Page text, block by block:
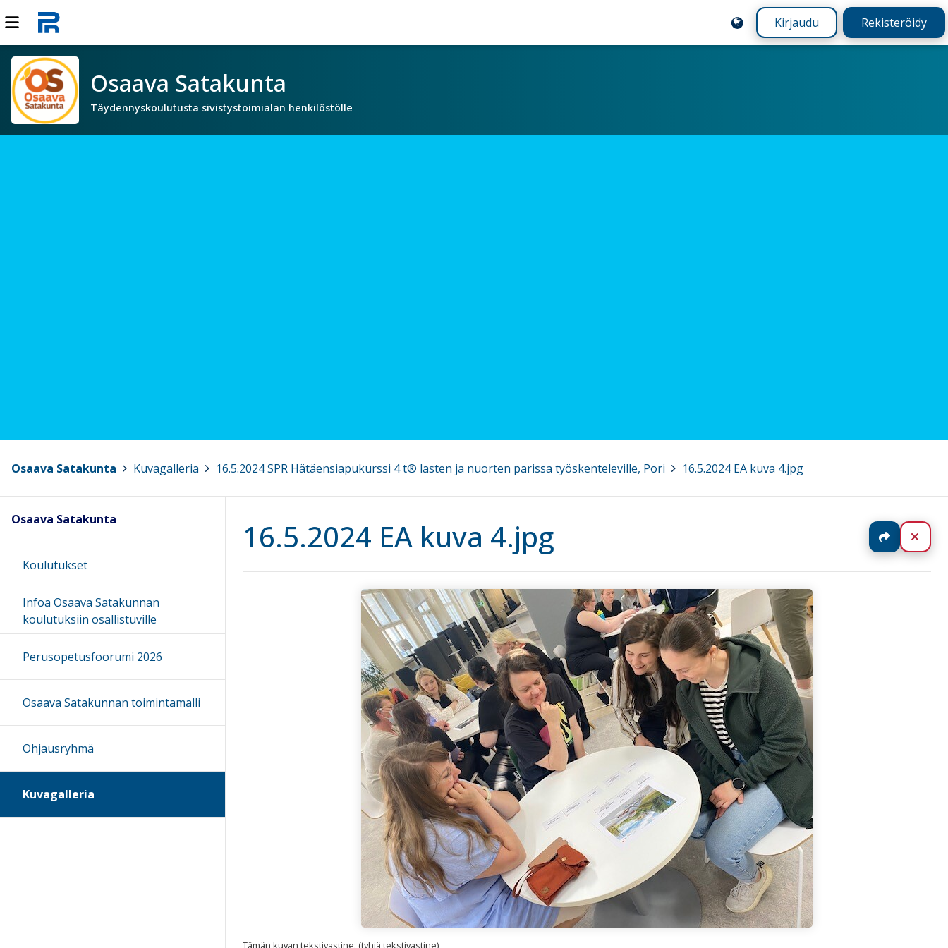
Kirjaudu Rekisteröidy
Osaava Satakunta
Täydennyskoulutusta sivistystoimialan henkilöstölle
Osaava Satakunta Kuvagalleria 16.5.2024 SPR Hätäensiapukurssi 4 t® lasten ja nuorten parissa työskenteleville, Pori 16.5.2024 EA kuva 4.jpg
16.5.2024 EA kuva 4.jpg Jaa
Tämän kuvan tekstivastine: (tyhjä tekstivastine)
Osaava Satakunta
Koulutukset
Infoa Osaava Satakunnan
koulutuksiin osallistuville
Perusopetusfoorumi 2026
Osaava Satakunnan toimintamalli
Ohjausryhmä
Kuvagalleria